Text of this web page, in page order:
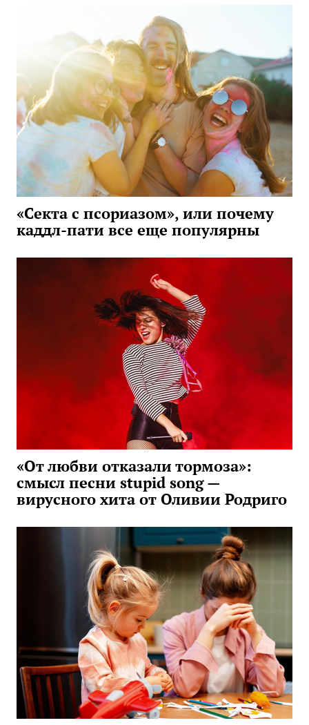
«Секта с псориазом», или почему
каддл-пати все еще популярны
«От любви отказали тормоза»:
смысл песни stupid song —
вирусного хита от Оливии Родриго